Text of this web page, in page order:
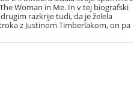
Woman in Me. In v tej biografski
razkrije tudi, da je želela
z Justinom Timberlakom, on pa